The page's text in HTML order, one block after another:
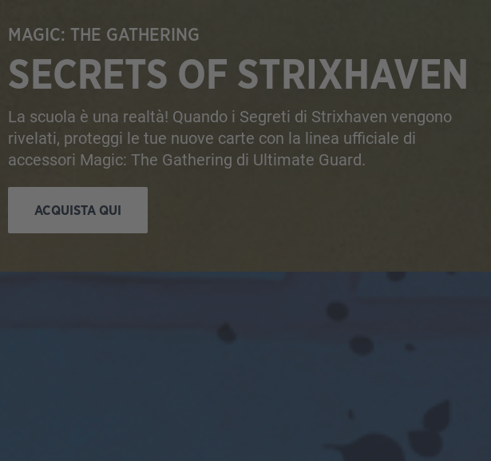
MAGIC: THE GATHERING
SECRETS OF STRIXHAVEN
La scuola è una realtà! Quando i Segreti di Strixhaven vengono
rivelati, proteggi le tue nuove carte con la linea ufficiale di
accessori Magic: The Gathering di Ultimate Guard.
ACQUISTA QUI